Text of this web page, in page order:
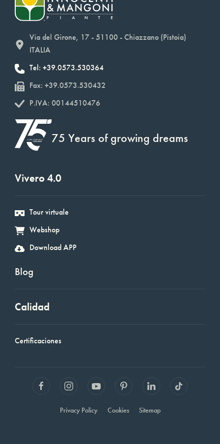
Via del Girone, 17 - 51100 - Chiazzano (Pistoia)
ITALIA
Tel: +39.0573.530364
Fax: +39.0573.530432
P.IVA: 00144510476
75 Years of growing dreams
Vivero 4.0
Tour virtuale
Webshop
Download APP
Blog
Calidad
Certificaciones
Privacy Policy Cookies Sitemap